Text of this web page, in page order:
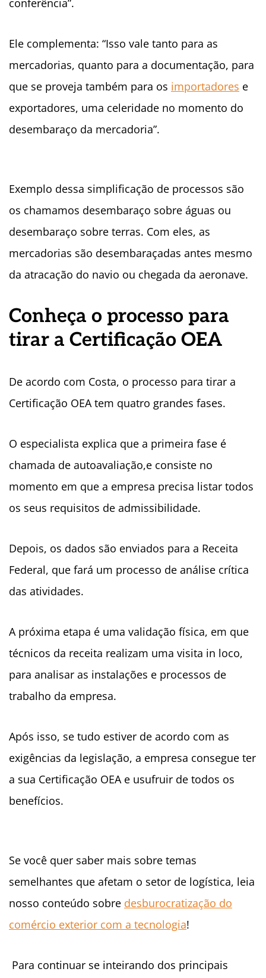
conferência”.
Ele complementa: “Isso vale tanto para as
mercadorias, quanto para a documentação, para
que se proveja também para os importadores e
exportadores, uma celeridade no momento do
desembaraço da mercadoria”.
Exemplo dessa simplificação de processos são
os chamamos desembaraço sobre águas ou
desembaraço sobre terras. Com eles, as
mercadorias são desembaraçadas antes mesmo
da atracação do navio ou chegada da aeronave.
Conheça o processo para
tirar a Certificação OEA
De acordo com Costa, o processo para tirar a
Certificação OEA tem quatro grandes fases.
O especialista explica que a primeira fase é
chamada de autoavaliação,e consiste no
momento em que a empresa precisa listar todos
os seus requisitos de admissibilidade.
Depois, os dados são enviados para a Receita
Federal, que fará um processo de análise crítica
das atividades.
A próxima etapa é uma validação física, em que
técnicos da receita realizam uma visita in loco,
para analisar as instalações e processos de
trabalho da empresa.
Após isso, se tudo estiver de acordo com as
exigências da legislação, a empresa consegue ter
a sua Certificação OEA e usufruir de todos os
benefícios.
Se você quer saber mais sobre temas
semelhantes que afetam o setor de logística, leia
nosso conteúdo sobre desburocratização do
comércio exterior com a tecnologia!
Para continuar se inteirando dos principais